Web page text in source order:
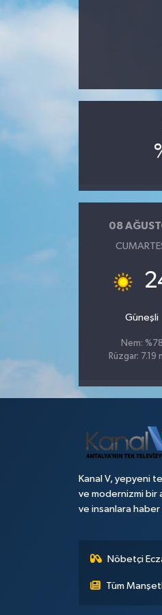
08
Güneşli
Nem: %78
Rüzgar: 7.19
Kanal V, yepyeni
ve modernizmi bir
ve insanlara
Nöbetçi
Tüm
Televizyon